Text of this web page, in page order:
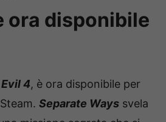
ora disponibile
4, è ora disponibile per
Separate Ways svela